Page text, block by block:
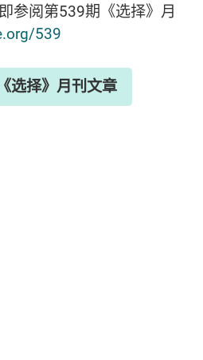
参阅第539期《选择》月
539
选择》月刊文章